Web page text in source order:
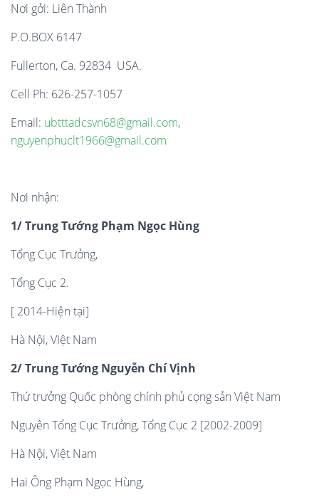
Nơi gởi: Liên Thành
P.O.BOX 6147
Fullerton, Ca. 92834 USA.
Cell Ph: 626-257-1057
Email: ubtttadcsvn68@gmail.com,
nguyenphuclt1966@gmail.com
Nơi nhận:
1/ Trung Tướng Phạm Ngọc Hùng
Tổng Cục Trưởng,
Tổng Cục 2.
[ 2014-Hiện tại]
Hà Nội, VIệt Nam
2/ Trung Tướng Nguyễn Chí Vịnh
Thứ trưởng Quốc phòng chính phủ cọng sản Việt Nam
Nguyên Tổng Cục Trưởng, Tổng Cục 2 [2002-2009]
Hà Nội, Việt Nam
Hai Ông Phạm Ngọc Hùng,